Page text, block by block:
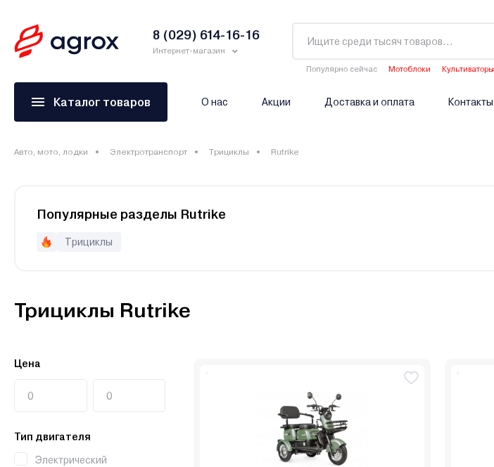
8 (029) 614-16-16
Интернет-магазин
Популярно сейчас Мотоблоки Культиваторы
Каталог товаров О нас Акции Доставка и оплата Контакты
Авто, мото, лодки Электротранспорт Трициклы Rutrike
Популярные разделы Rutrike
Трициклы
Трициклы Rutrike
Цена
Тип двигателя
Электрический